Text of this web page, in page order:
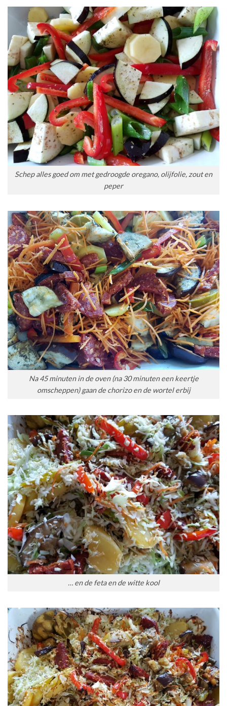
Schep alles goed om met gedroogde oregano, olijfolie, zout en
peper
Na 45 minuten in de oven (na 30 minuten een keertje
omscheppen) gaan de chorizo en de wortel erbij
… en de feta en de witte kool